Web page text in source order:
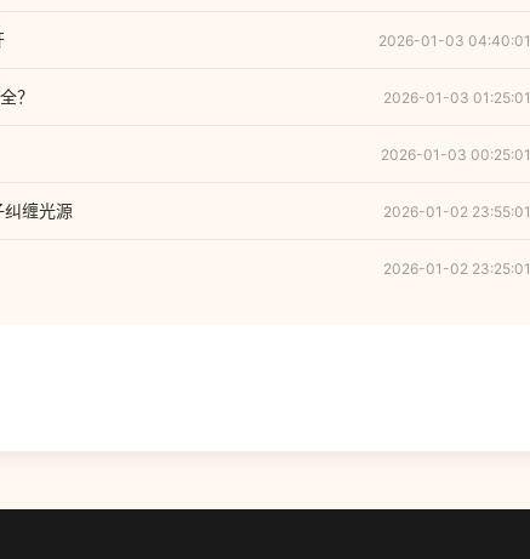
2026-01-03 04:40:01
？ 2026-01-03 01:25:01
2026-01-03 00:25:01
纠缠光源 2026-01-02 23:55:01
2026-01-02 23:25:01